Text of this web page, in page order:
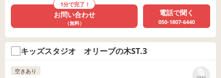
1分で完了！
お問い合わせ
（無料）
電話で聞く
050-1807-6440
キッズスタジオ オリーブの木ST.3
リストに
空きあり